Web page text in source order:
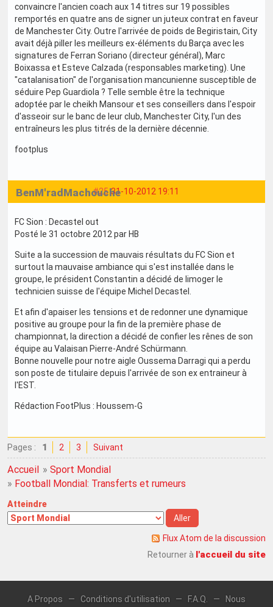
convaincre l'ancien coach aux 14 titres sur 19 possibles
remportés en quatre ans de signer un juteux contrat en faveur
de Manchester City. Outre l'arrivée de poids de Begiristain, City
avait déjà piller les meilleurs ex-éléments du Barça avec les
signatures de Ferran Soriano (directeur général), Marc
Boixassa et Esteve Calzada (responsables marketing). Une
"catalanisation" de l'organisation mancunienne susceptible de
séduire Pep Guardiola ? Telle semble être la technique
adoptée par le cheikh Mansour et ses conseillers dans l'espoir
d'asseoir sur le banc de leur club, Manchester City, l'un des
entraîneurs les plus titrés de la dernière décennie.
footplus
#25 31-10-2012 19:11
BenM'radMachouche
FC Sion : Decastel out
Posté le 31 octobre 2012 par HB
Suite a la succession de mauvais résultats du FC Sion et
surtout la mauvaise ambiance qui s'est installée dans le
groupe, le président Constantin a décidé de limoger le
technicien suisse de l'équipe Michel Decastel.
Et afin d'apaiser les tensions et de redonner une dynamique
positive au groupe pour la fin de la première phase de
championnat, la direction a décidé de confier les rênes de son
équipe au Valaisan Pierre-André Schürmann.
Bonne nouvelle pour notre aigle Oussema Darragi qui a perdu
son poste de titulaire depuis l'arrivée de son ex entraineur à
l'EST.
Rédaction FootPlus : Houssem-G
Pages : 1 2 3 Suivant
Accueil »Sport Mondial
» Football Mondial: Transferts et rumeurs
Atteindre
Flux Atom de la discussion
Retourner à l'accueil du site
A Propos — Conditions d'utilisation — F.A.Q. —
Nous